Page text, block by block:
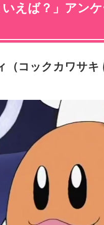
いえば？」アン
（コックカワサキ